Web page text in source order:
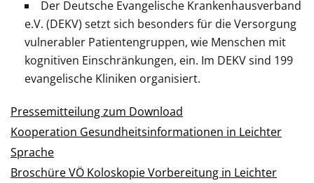
Der Deutsche Evangelische Krankenhausverband
e.V. (DEKV) setzt sich besonders für die Versorgung
vulnerabler Patientengruppen, wie Menschen mit
kognitiven Einschränkungen, ein. Im DEKV sind 199
evangelische Kliniken organisiert.
Pressemitteilung zum Download
Kooperation Gesundheitsinformationen in Leichter
Sprache
Broschüre VÖ Koloskopie Vorbereitung in Leichter